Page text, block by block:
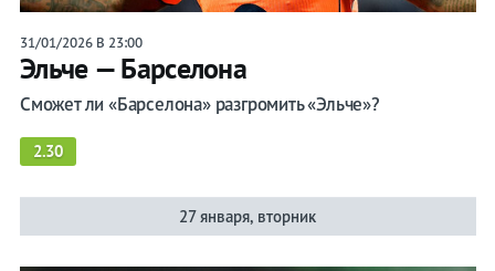
31/01/2026 В 23:00
Эльче — Барселона
Сможет ли «Барселона» разгромить «Эльче»?
2.30
27 января, вторник
Севилья
Сельта
Эйбар
Эспаньол